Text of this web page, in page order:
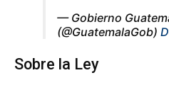
— Gobierno
(@GuatemalaGob)
Sobre la Ley